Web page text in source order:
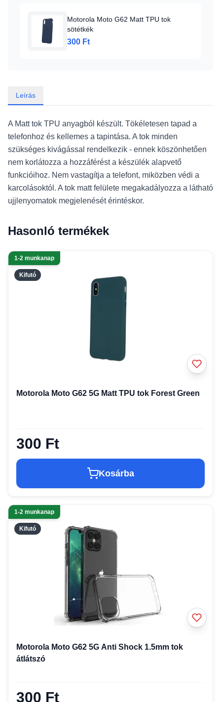
Motorola Moto G62 Matt TPU tok
sötétkék
300 Ft
Leírás
A Matt tok TPU anyagból készült. Tökéletesen tapad a
telefonhoz és kellemes a tapintása. A tok minden
szükséges kivágással rendelkezik - ennek köszönhetően
nem korlátozza a hozzáférést a készülék alapvető
funkcióihoz. Nem vastagítja a telefont, miközben védi a
karcolásoktól. A tok matt felülete megakadályozza a látható
ujjlenyomatok megjelenését érintéskor.
Hasonló termékek
Kifutó
1-2 munkanap
Motorola Moto G62 5G Matt TPU tok Forest Green
300 Ft
Kosárba
Kifutó
1-2 munkanap
Motorola Moto G62 5G Anti Shock 1.5mm tok
átlátszó
300 Ft